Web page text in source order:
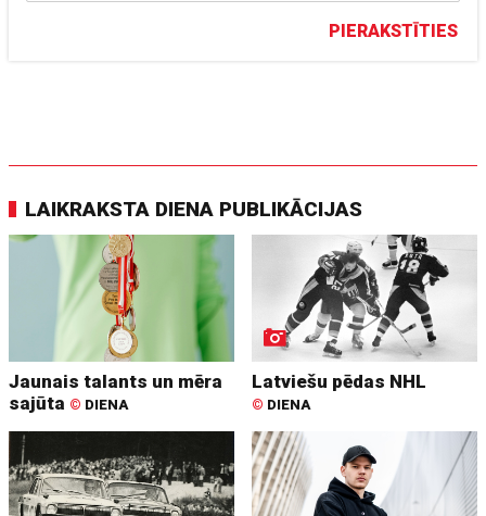
PIERAKSTĪTIES
LAIKRAKSTA DIENA PUBLIKĀCIJAS
Jaunais talants un mēra
sajūta © DIENA
Latviešu pēdas NHL
© DIENA